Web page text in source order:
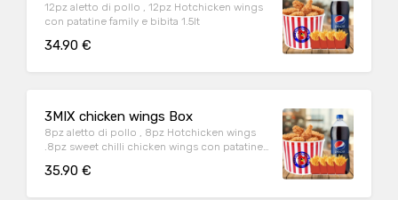
12pz aletto di pollo , 12pz Hotchicken wings
con patatine family e bibita 1.5lt
34.90 €
3MIX chicken wings Box
8pz aletto di pollo , 8pz Hotchicken wings
.8pz sweet chilli chicken wings con patatine
35.90 €